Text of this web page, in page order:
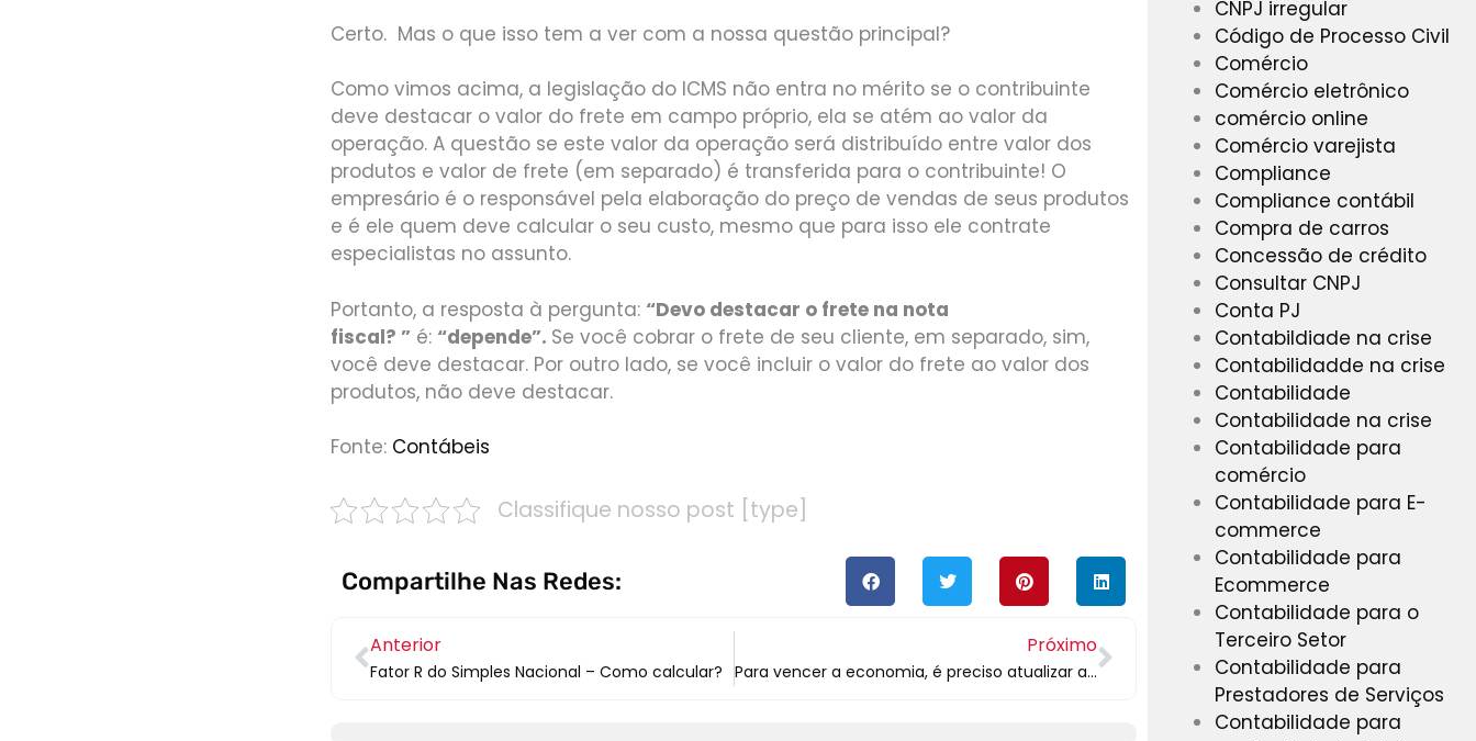
Certo. Mas o que isso tem a ver com a nossa questão principal?
Como vimos acima, a legislação do ICMS não entra no mérito se o contribuinte
deve destacar o valor do frete em campo próprio, ela se atém ao valor da
operação. A questão se este valor da operação será distribuído entre valor dos
produtos e valor de frete (em separado) é transferida para o contribuinte! O
empresário é o responsável pela elaboração do preço de vendas de seus produtos
e é ele quem deve calcular o seu custo, mesmo que para isso ele contrate
especialistas no assunto.
Portanto, a resposta à pergunta: “Devo destacar o frete na nota
fiscal? ” é: “depende”. Se você cobrar o frete de seu cliente, em separado, sim,
você deve destacar. Por outro lado, se você incluir o valor do frete ao valor dos
produtos, não deve destacar.
Fonte: Contábeis
Classifique nosso post [type]
Compartilhe Nas Redes:
Anterior
Fator R do Simples Nacional – Como calcular?
Próximo
Para vencer a economia, é preciso atualizar a sua cultura organizacional!
CNPJ irregular
Código de Processo Civil
Comércio
Comércio eletrônico
comércio online
Comércio varejista
Compliance
Compliance contábil
Compra de carros
Concessão de crédito
Consultar CNPJ
Conta PJ
Contabildiade na crise
Contabilidadde na crise
Contabilidade
Contabilidade na crise
Contabilidade para
comércio
Contabilidade para E-
commerce
Contabilidade para
Ecommerce
Contabilidade para o
Terceiro Setor
Contabilidade para
Prestadores de Serviços
Contabilidade para